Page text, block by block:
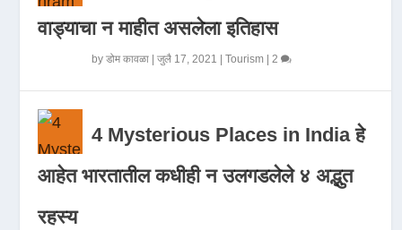
वाड्याचा न माहीत असलेला इतिहास
byडोम कावळा |जुलै 17, 2021 |Tourism |2
4 Mysterious Places in India हे
आहेत भारतातील कधीही न उलगडलेले ४ अद्भुत
रहस्य